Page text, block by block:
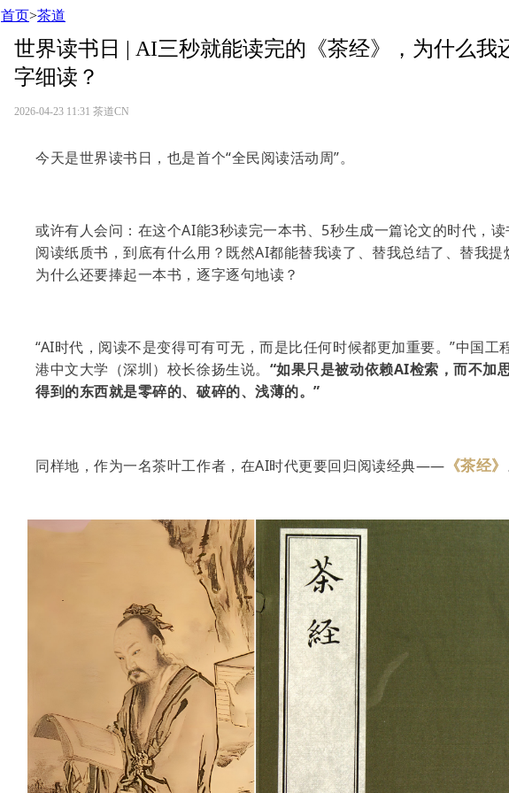
首页>茶道
世界读书日 | AI三秒就能读完的《茶经》，为什么我
字细读？
2026-04-23 11:31 茶道CN
今天是世界读书日，也是首个“全民阅读活动周”。
或许有人会问：在这个AI能3秒读完一本书、5秒生成一篇论文的时代，
阅读纸质书，到底有什么用？既然AI都能替我读了、替我总结了、替我提
为什么还要捧起一本书，逐字逐句地读？
“AI时代，阅读不是变得可有可无，而是比任何时候都更加重要。”中国工
港中文大学（深圳）校长徐扬生说。 “如果只是被动依赖AI检索，而不加
得到的东西就是零碎的、破碎的、浅薄的。”
同样地，作为一名茶叶工作者，在AI时代更要回归阅读经典—— 《茶经》